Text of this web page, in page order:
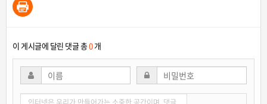
이 게시글에 달린 댓글 총0개